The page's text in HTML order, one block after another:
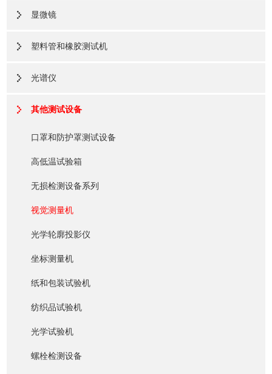
显微镜
塑料管和橡胶测试机
光谱仪
其他测试设备
口罩和防护罩测试设备
高低温试验箱
无损检测设备系列
视觉测量机
光学轮廓投影仪
坐标测量机
纸和包装试验机
纺织品试验机
光学试验机
螺栓检测设备